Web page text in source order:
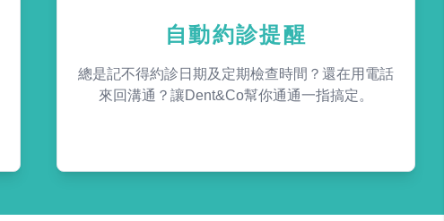
自動約診提醒
總是記不得約診日期及定期檢查時間？還在用電話
來回溝通？讓Dent&Co幫你通通一指搞定。